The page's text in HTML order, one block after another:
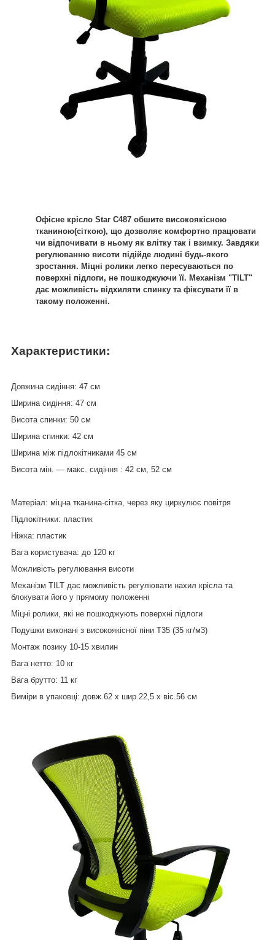
Офісне крісло Star C487 обшите високоякісною
тканиною(сіткою), що дозволяє комфортно працювати
чи відпочивати в ньому як влітку так і взимку. Завдяки
регулюванню висоти підійде людині будь-якого
зростання. Міцні ролики легко пересуваються по
поверхні підлоги, не пошкоджуючи її. Механізм "TILT"
дає можливість відхиляти спинку та фіксувати її в
такому положенні.
Характеристики:
Довжина сидіння: 47 см
Ширина сидіння: 47 см
Висота спинки: 50 см
Ширина спинки: 42 см
Ширина між підлокітниками 45 см
Висота мін. ― макс. сидіння : 42 см, 52 см
Матеріал: міцна тканина-сітка, через яку циркулює повітря
Підлокітники: пластик
Ніжка: пластик
Вага користувача: до 120 кг
Можливість регулювання висоти
Механізм TILT дає можливість регулювати нахил крісла та
блокувати його у прямому положенні
Міцні ролики, які не пошкоджують поверхні підлоги
Подушки виконані з високоякісної піни T35 (35 кг/м3)
Монтаж позику 10-15 хвилин
Вага нетто: 10 кг
Вага брутто: 11 кг
Виміри в упаковці: довж.62 x шир.22,5 x віс.56 см